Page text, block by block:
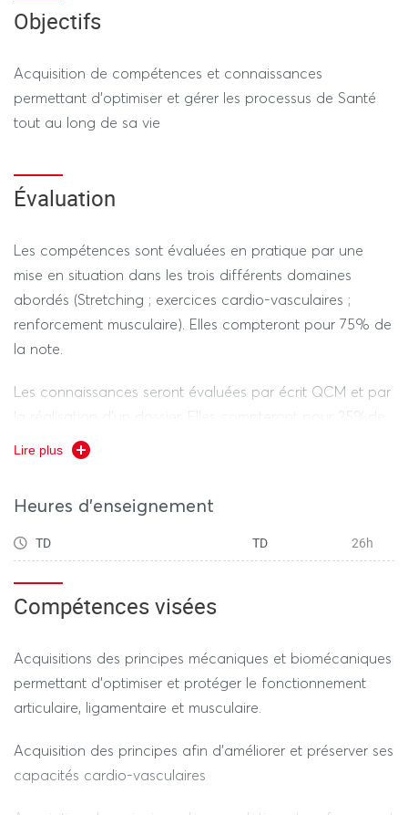
Objectifs
Acquisition de compétences et connaissances
permettant d'optimiser et gérer les processus de Santé
tout au long de sa vie
Évaluation
Les compétences sont évaluées en pratique par une
mise en situation dans les trois différents domaines
abordés (Stretching ; exercices cardio-vasculaires ;
renforcement musculaire). Elles compteront pour 75% de
la note.
Les connaissances seront évaluées par écrit QCM et par
la réalisation d'un dossier. Elles compteront pour 25%de
la note.
Lire plus
Heures d'enseignement
TD TD 26h
Compétences visées
Acquisitions des principes mécaniques et biomécaniques
permettant d'optimiser et protéger le fonctionnement
articulaire, ligamentaire et musculaire.
Acquisition des principes afin d'améliorer et préserver ses
capacités cardio-vasculaires